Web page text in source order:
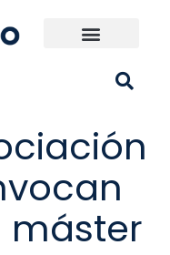
máster